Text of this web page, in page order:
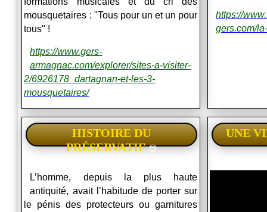
mousquetaires : "Tous pour un et un pour
tous" !
https://www.gers-
armagnac.com/explorer/sites-a-visiter-
2/6926178_dartagnan-et-les-3-
mousquetaires/
https://
gers.com/
HISTOIRE DU
PRÉSERVATIF😎
L’homme, depuis la plus haute
antiquité, avait l’habitude de porter sur
le pénis des protecteurs ou garnitures
UNE